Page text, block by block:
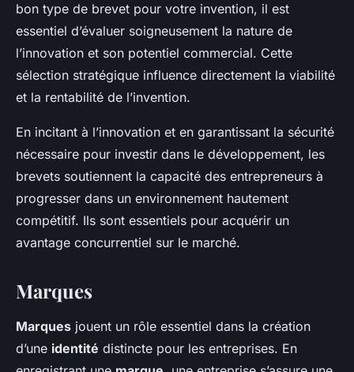
bon type de brevet pour votre invention, il est
essentiel d’évaluer soigneusement la nature de
l’innovation et son potentiel commercial. Cette
sélection stratégique influence directement la viabilité
et la rentabilité de l’invention.
En incitant à l’innovation et en garantissant la sécurité
nécessaire pour investir dans le développement, les
brevets soutiennent la capacité des entrepreneurs à
progresser dans un environnement hautement
compétitif. Ils sont essentiels pour acquérir un
avantage concurrentiel sur le marché.
Marques
Marques jouent un rôle essentiel dans la création
d’une identité distincte pour les entreprises. En